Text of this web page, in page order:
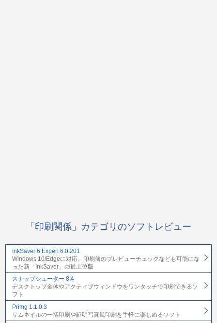
「印刷関係」カテゴリのソフトレビュー
InkSaver 6 Expert 6.0.201
Windows 10/Edgeに対応。印刷前のプレビューチェックなども可能にな
った新「InkSaver」の最上位版
スナップシューター 8.4
デスクトップ全体やアクティブウィンドウをワンタッチで印刷できるソ
フト
Primg 1.1.0.3
サムネイルの一括印刷や証明写真風印刷を手軽に楽しめるソフト